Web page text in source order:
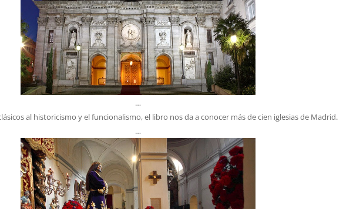
…
al historicismo y el funcionalismo, el libro nos da a conocer más de cien iglesias de Madrid.
…